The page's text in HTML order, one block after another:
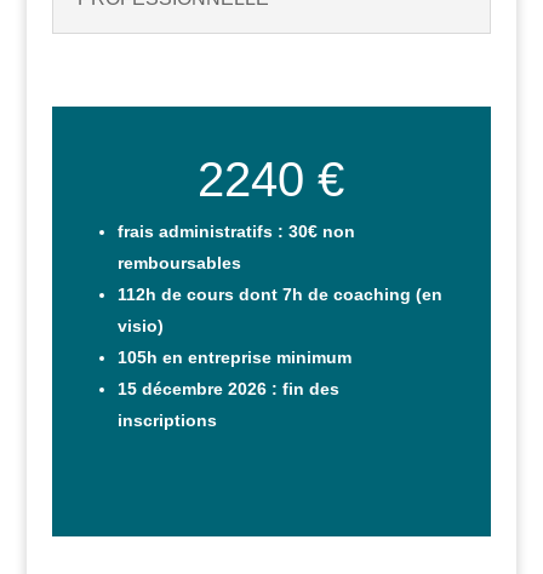
2240 €
frais administratifs : 30€ non
remboursables
112h de cours dont 7h de coaching (en
visio)
105h en entreprise minimum
15 décembre 2026 : fin des
inscriptions